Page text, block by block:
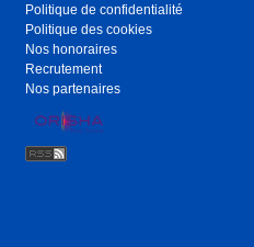
Politique de confidentialité
Politique des cookies
Nos honoraires
Recrutement
Nos partenaires